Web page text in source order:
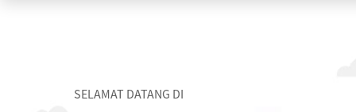
SELAMAT DATANG DI